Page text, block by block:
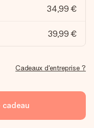
34,99 €
39,99 €
Cadeaux d'entreprise ?
cadeau